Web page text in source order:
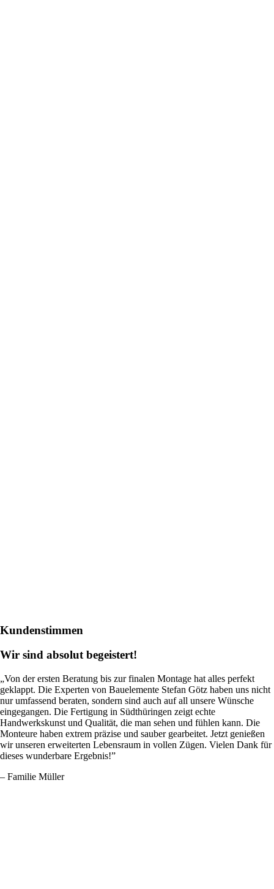
Kundenstimmen
Wir sind absolut begeistert!
„Von der ersten Beratung bis zur finalen Montage hat alles perfekt
geklappt. Die Experten von Bauelemente Stefan Götz haben uns nicht
nur umfassend beraten, sondern sind auch auf all unsere Wünsche
eingegangen. Die Fertigung in Südthüringen zeigt echte
Handwerkskunst und Qualität, die man sehen und fühlen kann. Die
Monteure haben extrem präzise und sauber gearbeitet. Jetzt genießen
wir unseren erweiterten Lebensraum in vollen Zügen. Vielen Dank für
dieses wunderbare Ergebnis!”
– Familie Müller